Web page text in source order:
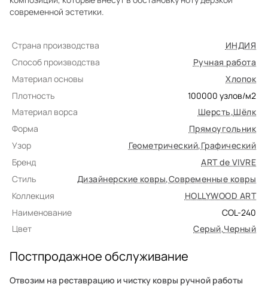
современной эстетики.
Страна производства
ИНДИЯ
Способ производства
Ручная работа
Материал основы
Хлопок
Плотность
100000 узлов/м2
Материал ворса
Шерсть,Шёлк
Форма
Прямоугольник
Узор
Геометрический,Графический
Бренд
ART de VIVRE
Стиль
Дизайнерские ковры,Современные ковры
Коллекция
HOLLYWOOD ART
Наименование
COL-240
Цвет
Серый,Черный
Постпродажное обслуживание
Отвозим на реставрацию и чистку ковры ручной работы